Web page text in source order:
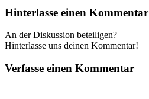
Hinterlasse einen Kommentar
An der Diskussion beteiligen?
Hinterlasse uns deinen Kommentar!
Verfasse einen Kommentar